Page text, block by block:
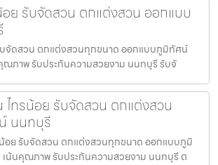
ย รับจัดสวน ตกแต่งสวน ออกแบบ
บจัดสวน ตกแต่งสวนทุกขนาด ออกแบบภูมิทัศน์
ณภาพ รับประกันความสวยงาม นนทบุรี รับจั
ทรน้อย รับจัดสวน ตกแต่งสวน
นนทบุรี
อย รับจัดสวน ตกแต่งสวนทุกขนาด ออกแบบภูมิ
เน้นคุณภาพ รับประกันความสวยงาม นนทบุรี ต